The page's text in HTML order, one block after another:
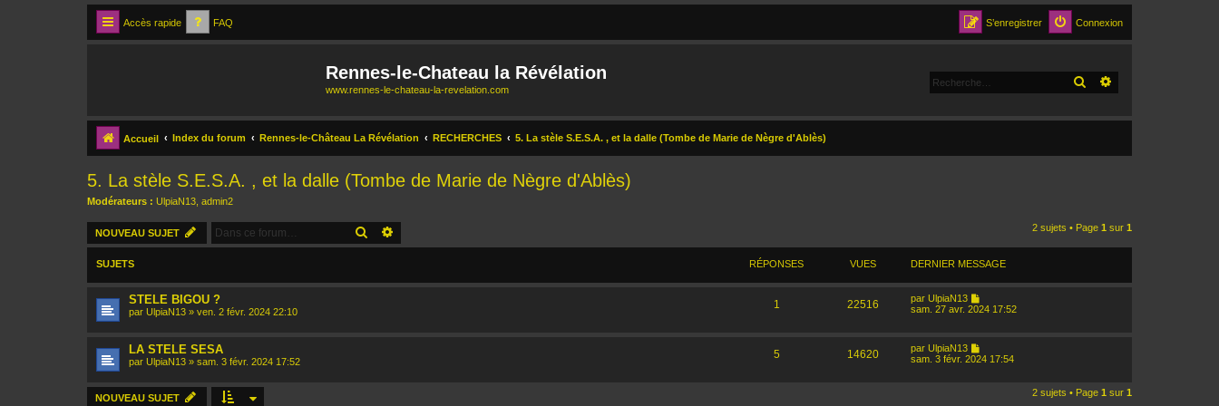
Accès rapide FAQ Connexion
S’enregistrer
Rennes-le-Chateau la Révélation
www.rennes-le-chateau-la-revelation.com
RECHERCHER
Accueil Index du forum Rennes-le-Château La Révélation RECHERCHES 5. La stèle S.E.S.A. , et la dalle (Tombe de Marie de Nègre d'Ablès)
5. La stèle S.E.S.A. , et la dalle (Tombe de Marie de Nègre d'Ablès)
Modérateurs : UlpiaN13 admin2
NOUVEAU SUJET RECHERCHER 2 sujets • Page 1 sur 1
SUJETS RÉPONSES VUES DERNIER MESSAGE
STELE BIGOU ?
par UlpiaN13 » ven. 2 févr. 2024 22:10
1 22516 par UlpiaN13
sam. 27 avr. 2024 17:52
LA STELE SESA
par UlpiaN13 » sam. 3 févr. 2024 17:52
5 14620 par UlpiaN13
sam. 3 févr. 2024 17:54
NOUVEAU SUJET 2 sujets • Page 1 sur 1